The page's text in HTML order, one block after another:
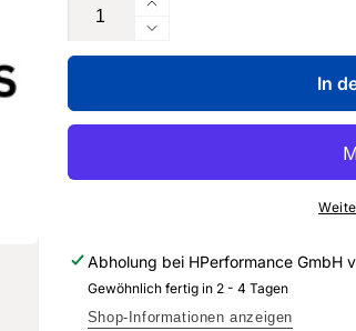
Erhöhe
die
Menge
Druckrohr
-
145
Original
Ersatzteil
für
Verringere
die
für
Druckrohr
8S0
-
Original
Ersatzteil
In
Abholung bei HPerformance GmbH
Gewöhnlich fertig in 2 - 4 Tagen
Shop-Informationen anzeigen